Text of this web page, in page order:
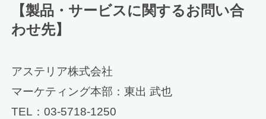
【製品・サービスに関するお問い合
わせ先】
アステリア株式会社
マーケティング本部：東出 武也
TEL：03-5718-1250